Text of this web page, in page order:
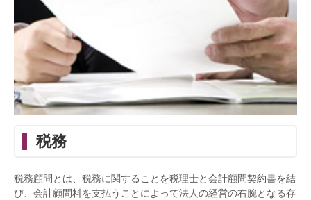
税務
税務顧問とは、税務に関することを税理士と会計顧問契約書を結
び、会計顧問料を支払うことによって法人の経営の右腕となる存